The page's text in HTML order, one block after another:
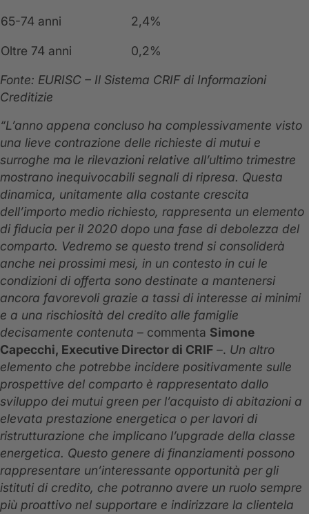
65-74 anni 2,4%
Oltre 74 anni
0,2%
Fonte: EURISC – Il Sistema CRIF di Informazioni
Creditizie
“L’anno appena concluso ha complessivamente visto
una lieve contrazione delle richieste di mutui e
surroghe ma le rilevazioni relative all’ultimo trimestre
mostrano inequivocabili segnali di ripresa. Questa
dinamica, unitamente alla costante crescita
dell’importo medio richiesto, rappresenta un elemento
di fiducia per il 2020 dopo una fase di debolezza del
comparto. Vedremo se questo trend si consoliderà
anche nei prossimi mesi, in un contesto in cui le
condizioni di offerta sono destinate a mantenersi
ancora favorevoli grazie a tassi di interesse ai minimi
e a una rischiosità del credito alle famiglie
decisamente contenuta – commenta Simone
Capecchi, Executive Director di CRIF –. Un altro
elemento che potrebbe incidere positivamente sulle
prospettive del comparto è rappresentato dallo
sviluppo dei mutui green per l’acquisto di abitazioni a
elevata prestazione energetica o per lavori di
ristrutturazione che implicano l’upgrade della classe
energetica. Questo genere di finanziamenti possono
rappresentare un’interessante opportunità per gli
istituti di credito, che potranno avere un ruolo sempre
più proattivo nel supportare e indirizzare la clientela